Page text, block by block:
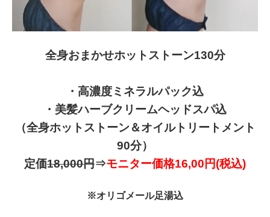
全身おまかせホットストーン130分
・高濃度ミネラルパック込
・美髪ハーブクリームヘッドスパ込
（全身ホットストーン＆オイルトリートメント
90分）
定価18,000円⇒モニター価格16,00円(税込)
※オリゴメール足湯込